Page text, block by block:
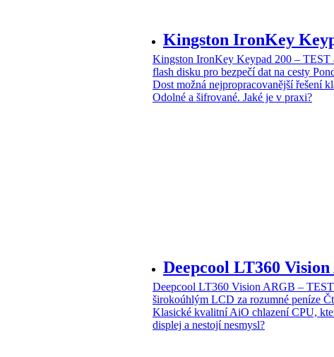
Kingston IronKey
Kingston IronKey Keypad 200 –
flash disku pro bezpečí dat na cesty
Dost možná nejpropracovanější řešení
Odolné a šifrované. Jaké je v praxi?
Deepcool LT360
Deepcool LT360 Vision ARGB –
širokoúhlým LCD za rozumné peníze
Klasické kvalitní AiO chlazení CPU,
displej a nestojí nesmysl?